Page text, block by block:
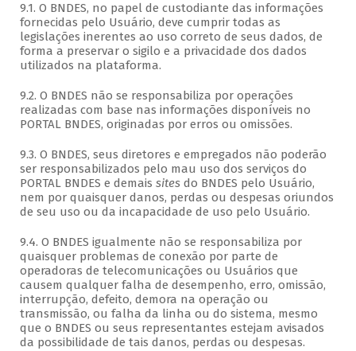
9.1. O BNDES, no papel de custodiante das informações
fornecidas pelo Usuário, deve cumprir todas as
legislações inerentes ao uso correto de seus dados, de
forma a preservar o sigilo e a privacidade dos dados
utilizados na plataforma.
9.2. O BNDES não se responsabiliza por operações
realizadas com base nas informações disponíveis no
PORTAL BNDES, originadas por erros ou omissões.
9.3. O BNDES, seus diretores e empregados não poderão
ser responsabilizados pelo mau uso dos serviços do
PORTAL BNDES e demais sitesdo BNDES pelo Usuário,
nem por quaisquer danos, perdas ou despesas oriundos
de seu uso ou da incapacidade de uso pelo Usuário.
9.4. O BNDES igualmente não se responsabiliza por
quaisquer problemas de conexão por parte de
operadoras de telecomunicações ou Usuários que
causem qualquer falha de desempenho, erro, omissão,
interrupção, defeito, demora na operação ou
transmissão, ou falha da linha ou do sistema, mesmo
que o BNDES ou seus representantes estejam avisados
da possibilidade de tais danos, perdas ou despesas.